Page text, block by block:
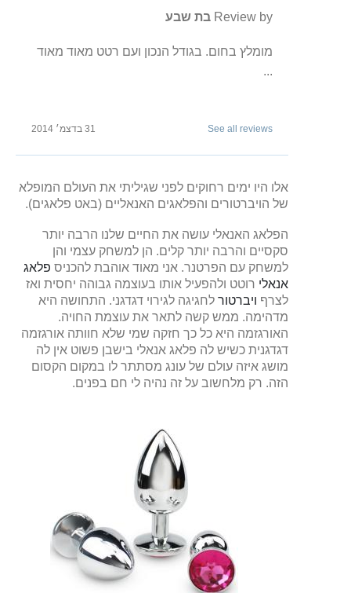
Review by בת שבע
מומלץ בחום. בגודל הנכון ועם רטט מאוד מאוד
...
See all reviews 31 בדצמ׳ 2014
אלו היו ימים רחוקים לפני שגיליתי את העולם המופלא
של הויברטורים והפלאגים האנאליים (באט פלאגים).
הפלאג האנאלי עושה את החיים שלנו הרבה יותר
סקסיים והרבה יותר קלים. הן למשחק עצמי והן
למשחק עם הפרטנר. אני מאוד אוהבת להכניס פלאג
אנאלי רוטט ולהפעיל אותו בעוצמה גבוהה יחסית ואז
לצרף ויברטור לחגיגה לגירוי דגדגני. התחושה היא
מדהימה. ממש קשה לתאר את עוצמת החויה.
האורגזמה היא כל כך חזקה שמי שלא חוותה אורגזמה
דגדגנית כשיש לה פלאג אנאלי בישבן פשוט אין לה
מושג איזה עולם של עונג מסתתר לו במקום הקסום
הזה. רק מלחשוב על זה נהיה לי חם בפנים.